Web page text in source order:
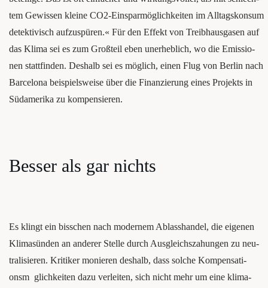
tem Gewis­sen klei­ne CO2-Ein­spar­mög­lich­kei­ten im All­tags­kon­sum
detek­ti­visch aufzuspüren.« Für den Effekt von Treib­haus­ga­sen auf
das Kli­ma sei es zum Groß­teil eben uner­heb­lich, wo die Emis­sio­
nen statt­fin­den. Des­halb sei es mög­lich, einen Flug von Ber­lin nach
Bar­ce­lo­na bei­spiels­wei­se über die Finan­zie­rung eines Pro­jekts in
Südamerika zu kompensieren.
Bes­ser als gar nichts
Es klingt ein biss­chen nach moder­nem Ablass­han­del, die eige­nen
Klimasünden an ande­rer Stel­le durch Aus­gleichs­za­hun­gen zu neu­
tra­li­sie­ren. Kri­ti­ker monie­ren des­halb, dass sol­che Kom­pen­sa­ti­
onsm glich­kei­ten dazu ver­lei­ten, sich nicht mehr um eine kli­ma­